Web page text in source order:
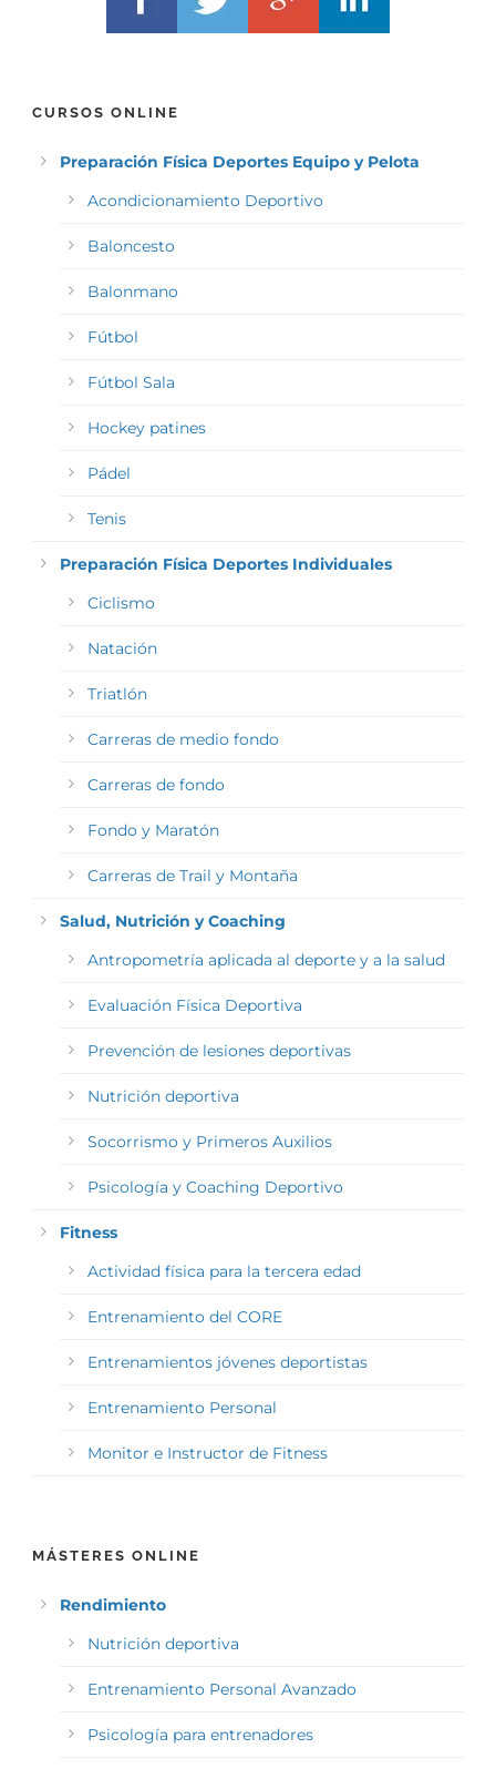
CURSOS ONLINE
Preparación Física Deportes Equipo y Pelota
Acondicionamiento Deportivo
Baloncesto
Balonmano
Fútbol
Fútbol Sala
Hockey patines
Pádel
Tenis
Preparación Física Deportes Individuales
Ciclismo
Natación
Triatlón
Carreras de medio fondo
Carreras de fondo
Fondo y Maratón
Carreras de Trail y Montaña
Salud, Nutrición y Coaching
Antropometría aplicada al deporte y a la salud
Evaluación Física Deportiva
Prevención de lesiones deportivas
Nutrición deportiva
Socorrismo y Primeros Auxilios
Psicología y Coaching Deportivo
Fitness
Actividad física para la tercera edad
Entrenamiento del CORE
Entrenamientos jóvenes deportistas
Entrenamiento Personal
Monitor e Instructor de Fitness
MÁSTERES ONLINE
Rendimiento
Nutrición deportiva
Entrenamiento Personal Avanzado
Psicología para entrenadores